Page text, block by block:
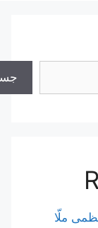
ملّا